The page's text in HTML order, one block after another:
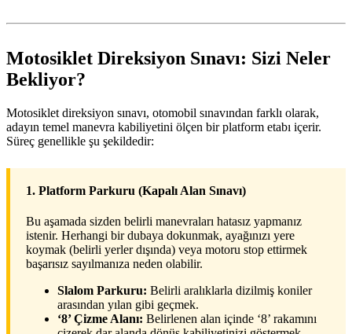
Motosiklet Direksiyon Sınavı: Sizi Neler
Bekliyor?
Motosiklet direksiyon sınavı, otomobil sınavından farklı olarak,
adayın temel manevra kabiliyetini ölçen bir platform etabı içerir.
Süreç genellikle şu şekildedir:
1. Platform Parkuru (Kapalı Alan Sınavı)
Bu aşamada sizden belirli manevraları hatasız yapmanız
istenir. Herhangi bir dubaya dokunmak, ayağınızı yere
koymak (belirli yerler dışında) veya motoru stop ettirmek
başarısız sayılmanıza neden olabilir.
Slalom Parkuru: Belirli aralıklarla dizilmiş koniler
arasından yılan gibi geçmek.
‘8’ Çizme Alanı: Belirlenen alan içinde ‘8’ rakamını